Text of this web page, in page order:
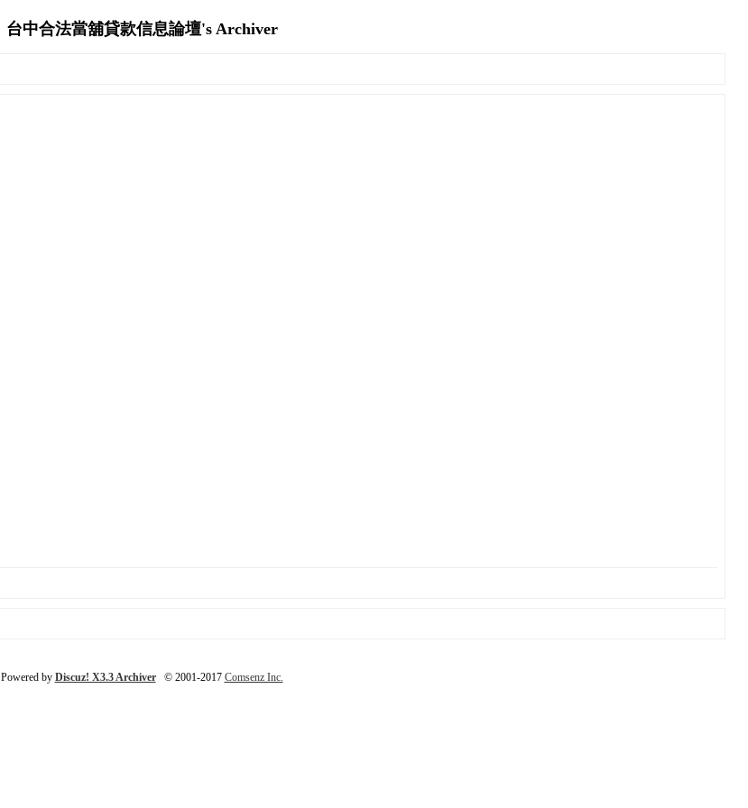
台中合法當舖貸款信息論壇's Archiver
Powered by Discuz! X3.3 Archiver© 2001-2017 Comsenz Inc.